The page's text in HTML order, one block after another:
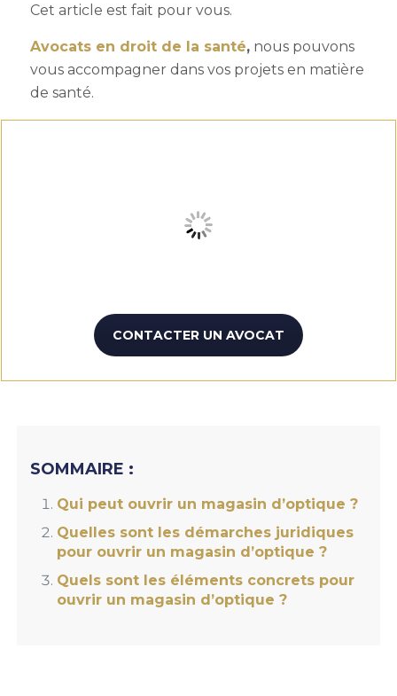
Cet article est fait pour vous.
Avocats en droit de la santé,nous pouvons
vous accompagner dans vos projets en matière
de santé.
CONTACTER UN AVOCAT
SOMMAIRE :
Qui peut ouvrir un magasin d’optique ?
Quelles sont les démarches juridiques
pour ouvrir un magasin d’optique ?
Quels sont les éléments concrets pour
ouvrir un magasin d’optique ?